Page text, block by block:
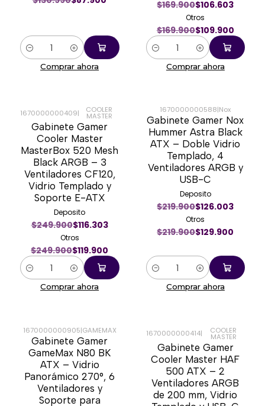
Cantidad
Comprar ahora
$169.900$106.603
Otros
$169.900$109.900
Cantidad
Comprar ahora
-52%
1670000000409| COOLER
MASTER
Gabinete Gamer
Cooler Master
MasterBox 520 Mesh
Black ARGB – 3
Ventiladores CF120,
Vidrio Templado y
Soporte E-ATX
Deposito
$249.900$116.303
Otros
$249.900$119.900
Cantidad
Comprar ahora
-41%
1670000000588|Nox
Gabinete Gamer Nox
Hummer Astra Black
ATX – Doble Vidrio
Templado, 4
Ventiladores ARGB y
USB-C
Deposito
$219.900$126.003
Otros
$219.900$129.900
Cantidad
Comprar ahora
-18%
1670000000905|GAMEMAX
Gabinete Gamer
GameMax N80 BK
ATX – Vidrio
Panorámico 270°, 6
Ventiladores y
Soporte para
-30%
1670000000414| COOLER
MASTER
Gabinete Gamer
Cooler Master HAF
500 ATX – 2
Ventiladores ARGB
de 200 mm, Vidrio